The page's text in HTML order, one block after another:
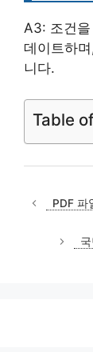
A3: 조건을
데이트하
니다.
Table
PDF 파